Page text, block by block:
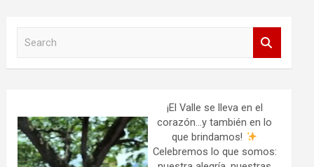
¡El Valle se lleva en el
corazón…y también en lo
que brindamos!
Celebremos lo que somos: